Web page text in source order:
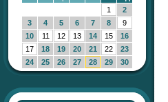
1
2
3
4 5 6 7 8
9
10
11 12 13 14 15
16
17
18 19 20 21 22
23
24
25 26 27 28 29 30